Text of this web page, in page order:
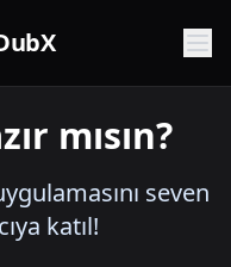
mısın?
seven
katıl!